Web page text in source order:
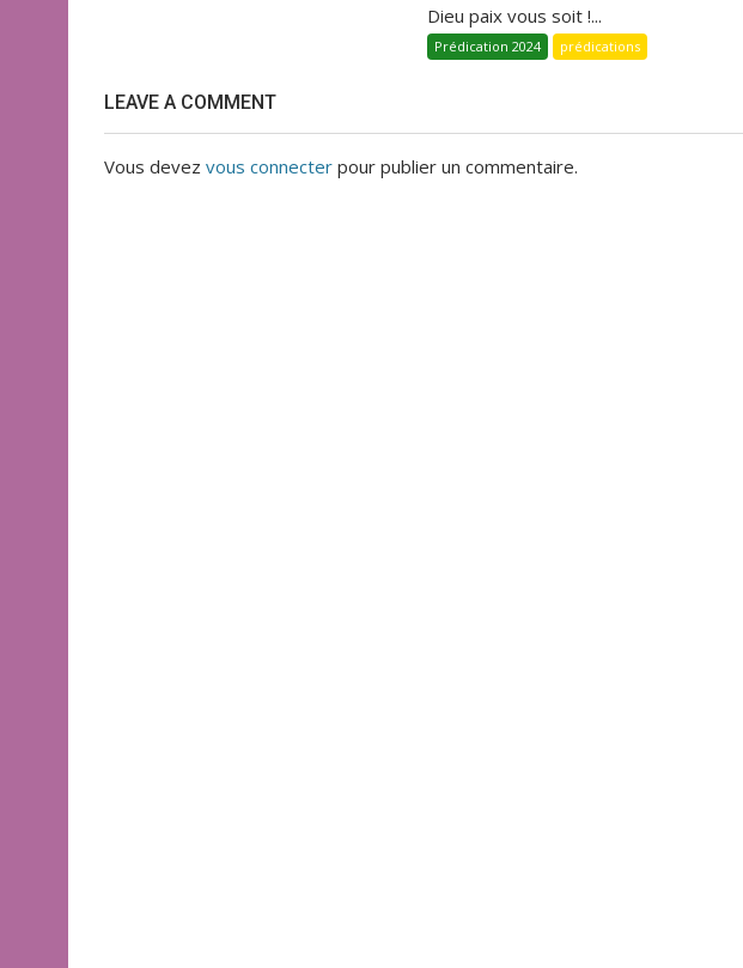
Dieu paix vous soit !...
Prédication 2024 prédications
LEAVE A COMMENT
Vous devez vous connecter pour publier un commentaire.